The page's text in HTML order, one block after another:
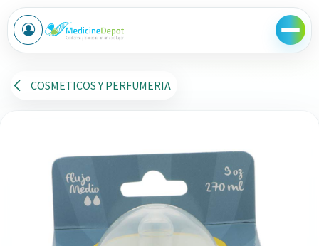
Ir al contenido
COSMETICOS Y PERFUMERIA